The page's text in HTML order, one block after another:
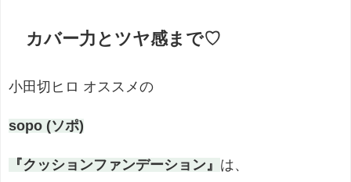
カバー力とツヤ感まで♡
小田切ヒロ オススメの
sopo (ソポ)
『クッションファンデーション』 は、